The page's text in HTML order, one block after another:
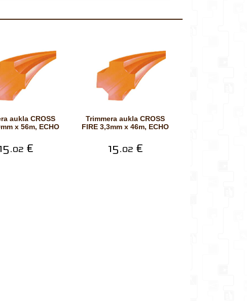
x 56m, ECHO
02 €
Trimmera aukla CROSS
FIRE 3,3mm x 46m, ECHO
15.02 €